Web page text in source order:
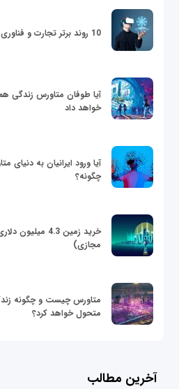
10 روند برتر تجارت و فناوری در سال 2022
آیا طوفان متاورس زندگی
خواهد داد
آیا ورود ایرانیان به
چگونه؟
خرید زمین 4.3
مجازی)
متاورس چیست و چگونه
متحول خواهد کرد؟
آخرین مطالب